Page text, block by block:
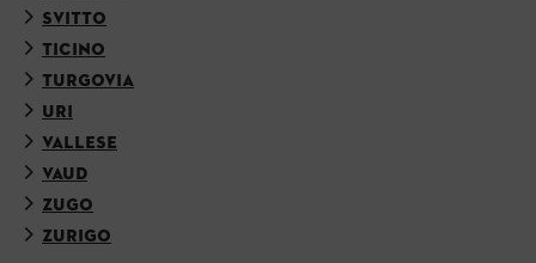
SVITTO
TICINO
TURGOVIA
URI
VALLESE
VAUD
ZUGO
ZURIGO